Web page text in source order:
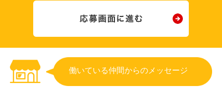
働いている仲間からのメッセージ